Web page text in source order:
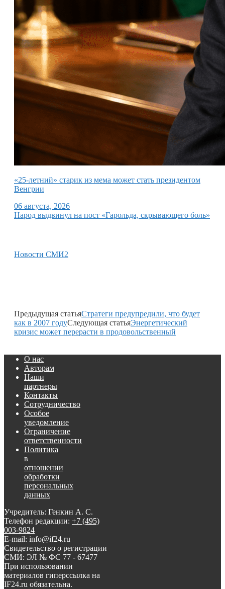
«25-летний» старик из мема может стать президентом
Венгрии
06 августа, 2026
Народ выдвинул на пост «Гарольда, скрывающего боль»
Новости СМИ2
Предыдущая статьяСтратеги предупредили, что будет
как в 2007 годуСледующая статьяЭнергетический
кризис может перерасти в продовольственный
О нас
Авторам
Наши
партнеры
Контакты
Сотрудничество
Особое
уведомление
Ограничение
ответственности
Политика
в
отношении
обработки
персональных
данных
Учредитель: Генкин А. С.
Телефон редакции: +7 (495)
003-9824
E-mail: info@if24.ru
Свидетельство о регистрации
СМИ: ЭЛ № ФС 77 - 67477
При использовании
материалов гиперссылка на
IF24.ru обязательна.